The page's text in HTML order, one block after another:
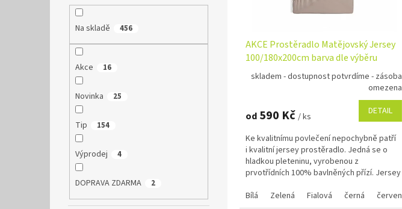
Na skladě 456
Akce 16
Novinka 25
Tip 154
Výprodej 4
DOPRAVA ZDARMA 2
AKCE Prostěradlo Matějovský Jersey
100/180x200cm barva dle výběru
skladem - dostupnost potvrdíme - zásoba
omezena
od 590 Kč / ks DETAIL
Ke kvalitnímu povlečení nepochybně patří
i kvalitní jersey prostěradlo. Jedná se o
hladkou pleteninu, vyrobenou z
prvotřídních 100% bavlněných přízí. Jersey
Bílá
Zelená Fialová černá červená